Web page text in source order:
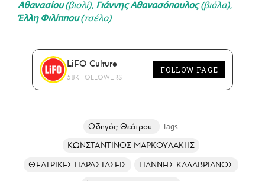
Αθανασίου(βιολί), Γιάννης Αθανασόπουλος(βιόλα),
Έλλη Φιλίππου(τσέλο)
LiFO Culture
58K FOLLOWERS
FOLLOW PAGE
Οδηγός Θεάτρου
ΚΩΝΣΤΑΝΤΙΝΟΣ ΜΑΡΚΟΥΛΑΚΗΣ
ΘΕΑΤΡΙΚΕΣ ΠΑΡΑΣΤΑΣΕΙΣ
ΓΙΑΝΝΗΣ ΚΑΛΑΒΡΙΑΝΟΣ